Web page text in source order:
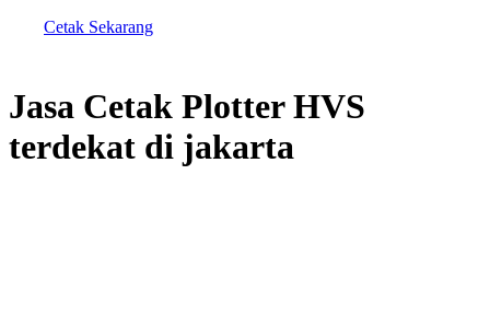
Cetak Sekarang
Jasa Cetak Plotter HVS
terdekat di jakarta